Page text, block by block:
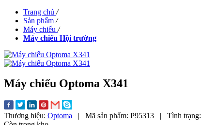
Trang chủ /
Sản phẩm /
Máy chiếu /
Máy chiếu Hội trường
Máy chiếu Optoma X341
Thương hiệu: Optoma | Mã sản phẩm: P95313 |
Tình trạng: